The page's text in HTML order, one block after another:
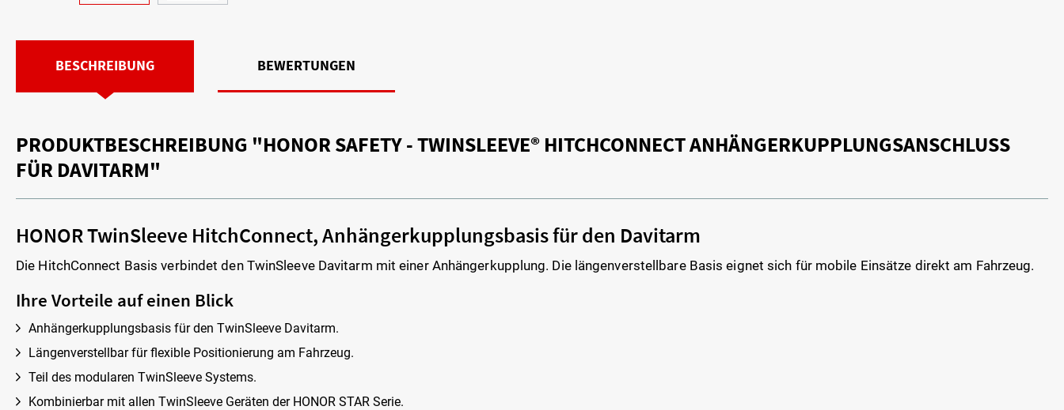
BESCHREIBUNG BEWERTUNGEN
PRODUKTBESCHREIBUNG "HONOR SAFETY - TWINSLEEVE® HITCHCONNECT ANHÄNGERKUPPLUNGSANSCHLUSS
FÜR DAVITARM"
HONOR TwinSleeve HitchConnect, Anhängerkupplungsbasis für den Davitarm
Die HitchConnect Basis verbindet den TwinSleeve Davitarm mit einer Anhängerkupplung. Die längenverstellbare Basis eignet sich für mobile Einsätze direkt am Fahrzeug.
Ihre Vorteile auf einen Blick
Anhängerkupplungsbasis für den TwinSleeve Davitarm.
Längenverstellbar für flexible Positionierung am Fahrzeug.
Teil des modularen TwinSleeve Systems.
Kombinierbar mit allen TwinSleeve Geräten der HONOR STAR Serie.